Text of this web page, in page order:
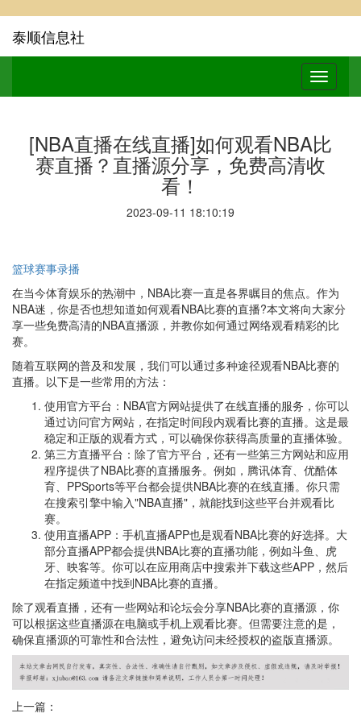
泰顺信息社
[NBA直播在线直播]如何观看NBA比
赛直播？直播源分享，免费高清收
看！
2023-09-11 18:10:19
篮球赛事录播
在当今体育娱乐的热潮中，NBA比赛一直是各界瞩目的焦点。作为
NBA迷，你是否也想知道如何观看NBA比赛的直播?本文将向大家分
享一些免费高清的NBA直播源，并教你如何通过网络观看精彩的比
赛。
随着互联网的普及和发展，我们可以通过多种途径观看NBA比赛的
直播。以下是一些常用的方法：
使用官方平台：NBA官方网站提供了在线直播的服务，你可以
通过访问官方网站，在指定时间段内观看比赛的直播。这是最
稳定和正版的观看方式，可以确保你获得高质量的直播体验。
第三方直播平台：除了官方平台，还有一些第三方网站和应用
程序提供了NBA比赛的直播服务。例如，腾讯体育、优酷体
育、PPSports等平台都会提供NBA比赛的在线直播。你只需
在搜索引擎中输入"NBA直播"，就能找到这些平台并观看比
赛。
使用直播APP：手机直播APP也是观看NBA比赛的好选择。大
部分直播APP都会提供NBA比赛的直播功能，例如斗鱼、虎
牙、映客等。你可以在应用商店中搜索并下载这些APP，然后
在指定频道中找到NBA比赛的直播。
除了观看直播，还有一些网站和论坛会分享NBA比赛的直播源，你
可以根据这些直播源在电脑或手机上观看比赛。但需要注意的是，
确保直播源的可靠性和合法性，避免访问未经授权的盗版直播源。
上一篇：